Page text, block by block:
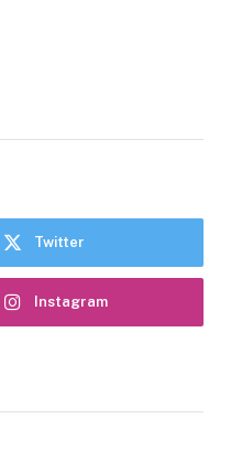
Twitter
Instagram